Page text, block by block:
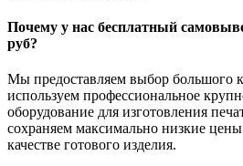
Почему у нас бесплатный
руб?
Мы предоставляем выбор большого
используем профессиональное
оборудование для изготовления
сохраняем максимально низкие
качестве готового изделия.